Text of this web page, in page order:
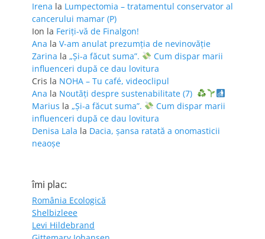
Irena la Lumpectomia – tratamentul conservator al
cancerului mamar (P)
Ion la Feriţi-vă de Finalgon!
Ana la V-am anulat prezumția de nevinovăție
Zarina la „Și-a făcut suma”.
Cum dispar marii
influenceri după ce dau lovitura
Cris la NOHA – Tu café, videoclipul
Ana la Noutăți despre sustenabilitate (7)
Marius la „Și-a făcut suma”.
Cum dispar marii
influenceri după ce dau lovitura
Denisa Lala la Dacia, șansa ratată a onomasticii
neaoșe
îmi plac:
România Ecologică
Shelbizleee
Levi Hildebrand